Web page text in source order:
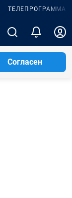
ТЕЛЕПРОГРАММА
Согласен